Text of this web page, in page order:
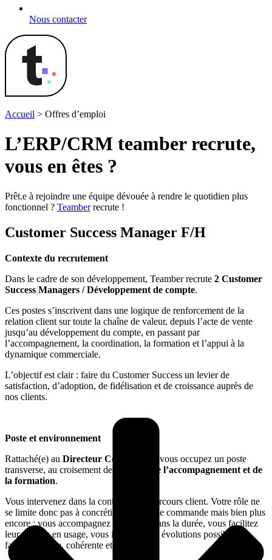
Nous contacter
Accueil > Offres d’emploi
L’ERP/CRM teamberrecrute,
vous en êtes ?
Prêt.e à rejoindre une équipe dévouée à rendre le quotidien plus
fonctionnel ? Teamberrecrute !
Customer Success Manager F/H
Contexte du recrutement
Dans le cadre de son développement, Teamber recrute 2 Customer
Success Managers / Développement de compte.
Ces postes s’inscrivent dans une logique de renforcement de la
relation client sur toute la chaîne de valeur, depuis l’acte de vente
jusqu’au développement du compte, en passant par
l’accompagnement, la coordination, la formation et l’appui à la
dynamique commerciale.
L’objectif est clair : faire du Customer Success un levier de
satisfaction, d’adoption, de fidélisation et de croissance auprès de
nos clients.
Poste et environnement
Rattaché(e) au Directeur Commercial
, vous occupez un poste
transverse, au croisement de
la vente, de l’accompagnement et de
la formation.
Vous intervenez dans la continuité du parcours client. Votre rôle ne
se limite donc pas à concrétiser un bon de commande mais bien plus
encore : vous accompagnez les clients dans la durée, vous facilitez
leur montée en usage, vous identifiez les évolutions possibles de
façon naturelle, cohérente et utile.